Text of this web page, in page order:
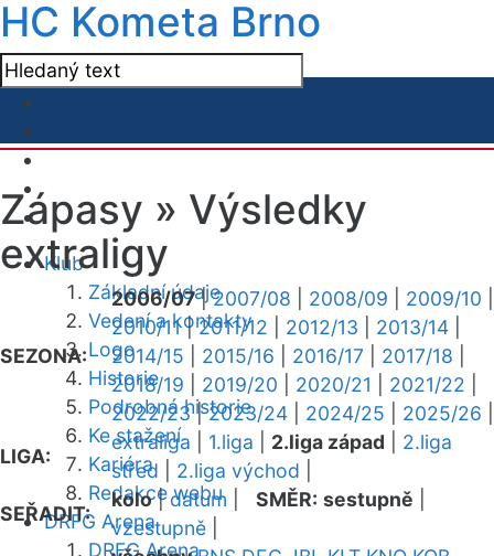
HC Kometa Brno
Klub
Základní údaje
Vedení a kontakty
Logo
Historie
Podrobná historie
Ke stažení
Kariéra
Redakce webu
DRFG Arena
DRFG Arena
Zápasy » Výsledky
extraligy
SEZONA:
2006/07|2007/08 2008/09 2009/10
2010/11|2011/12 2012/13 2013/14
2014/15
2015/16 2016/17 2017/18
2018/19
2019/20 2020/21 2021/22
2022/23|2023/24 2024/25 2025/26
LIGA:
extraliga 1.liga 2.liga západ
2.liga
střed
2.liga východ
SEŘADIT:
kolo|datum SMĚR: sestupně
vzestupně